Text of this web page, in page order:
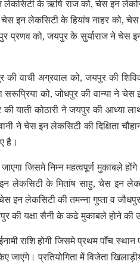
लेकसिटी के ऋषि राज को, चेस इन
इन लेकसिटी के हियांष नाहर को,
प्रणव को, जयपुर के सुर्याराज ने चेस
की वाची अग्रवाल को, जयपुर की
को, जोधपुर की वान्या ने
की याती कोठारी ने जयपुर की
ने चेस इन लेकसिटी की दिक्षिता
है।
जिसमे निम्न महत्वपूर्ण मुकाबले
लेकसिटी के मितांष साहु, चेस इन
लेकसिटी की तमन्ना गुप्ता व जौधपुर
की यक्षा सैनी के कढे मुकाबले होने की
राशि होगी जिसमे प्रथम पाॅंच
प्रतियोगिता में विजेता